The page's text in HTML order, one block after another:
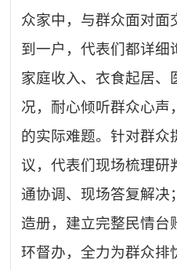
众家中，与群众面对面
到一户，代表们都详细
家庭收入、衣食起居、
况，耐心倾听群众心声
的实际难题。针对群众
议，代表们现场梳理研
通协调、现场答复解决
造册，建立完整民情台
环督办，全力为群众排